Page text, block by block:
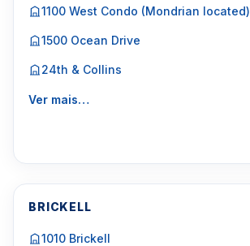
1100 West Condo (Mondrian located)
1500 Ocean Drive
24th & Collins
Ver mais…
BRICKELL
1010 Brickell